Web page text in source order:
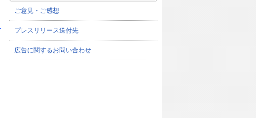
ご意見・ご感想
プレスリリース送付先
広告に関するお問い合わせ